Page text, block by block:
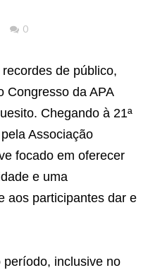
0
de público,
Congresso da APA
Chegando à 21ª
Associação
focado em oferecer
e uma
aos participantes dar e
inclusive no